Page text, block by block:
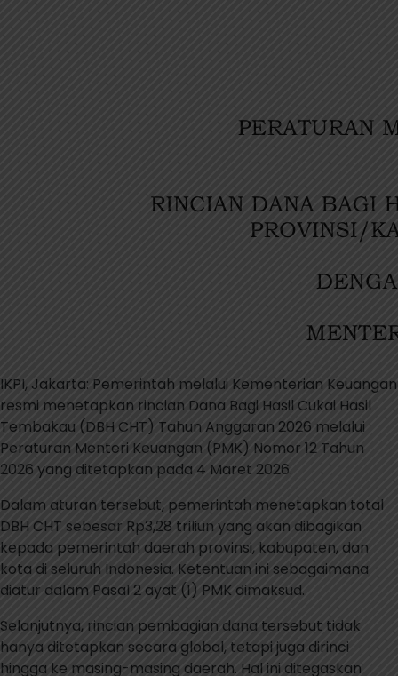
IKPI, Jakarta: Pemerintah melalui Kementerian Keuangan
resmi menetapkan rincian Dana Bagi Hasil Cukai Hasil
Tembakau (DBH CHT) Tahun Anggaran 2026 melalui
Peraturan Menteri Keuangan (PMK) Nomor 12 Tahun
2026 yang ditetapkan pada 4 Maret 2026.
Dalam aturan tersebut, pemerintah menetapkan total
DBH CHT sebesar Rp3,28 triliun yang akan dibagikan
kepada pemerintah daerah provinsi, kabupaten, dan
kota di seluruh Indonesia. Ketentuan ini sebagaimana
diatur dalam Pasal 2 ayat (1) PMK dimaksud.
Selanjutnya, rincian pembagian dana tersebut tidak
hanya ditetapkan secara global, tetapi juga dirinci
hingga ke masing-masing daerah. Hal ini ditegaskan